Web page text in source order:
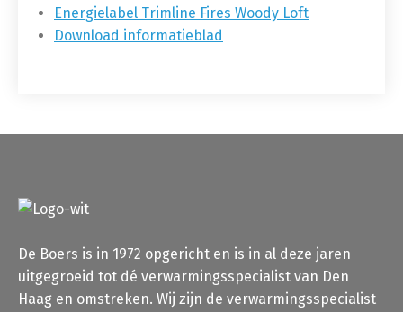
Energielabel Trimline Fires Woody Loft
Download informatieblad
De Boers is in 1972 opgericht en is in al deze jaren
uitgegroeid tot dé verwarmingsspecialist van Den
Haag en omstreken. Wij zijn de verwarmingsspecialist